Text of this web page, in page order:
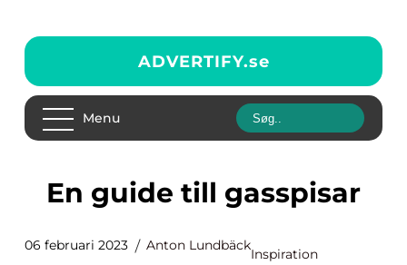
ADVERTIFY.se
Menu
En guide till gasspisar
06 februari 2023 Anton Lundbäck
Inspiration